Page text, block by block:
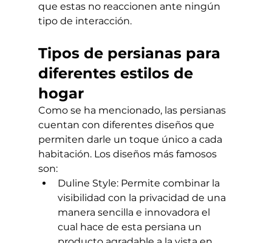
que estas no reaccionen ante ningún
tipo de interacción.
Tipos de persianas para
diferentes estilos de
hogar
Como se ha mencionado, las persianas
cuentan con diferentes diseños que
permiten darle un toque único a cada
habitación. Los diseños más famosos
son:
Duline Style: Permite combinar la
visibilidad con la privacidad de una
manera sencilla e innovadora el
cual hace de esta persiana un